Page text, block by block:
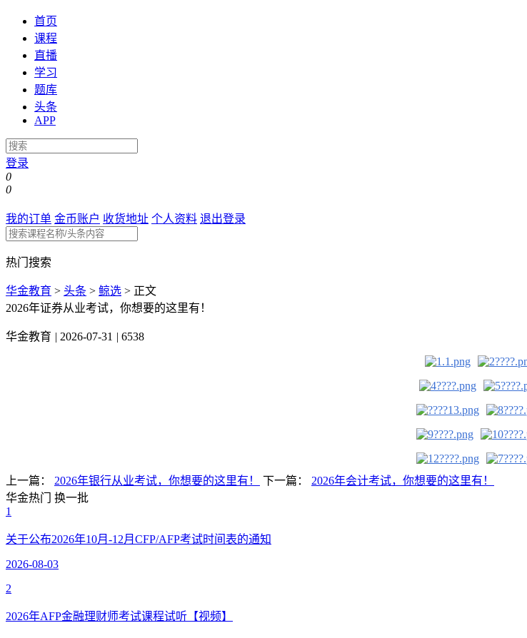
首页
课程
直播
学习
题库
头条
APP
登录
0
0
我的订单 金币账户 收货地址 个人资料 退出登录
热门搜索
华金教育 > 头条 > 鲸选 > 正文
2026年证券从业考试，你想要的这里有！
华金教育 | 2026-07-31 | 6538
上一篇： 2026年银行从业考试，你想要的这里有！ 下一篇： 2026年会计考试，你想要的这里有！
华金热门
换一批
1
关于公布2026年10月-12月CFP/AFP考试时间表的通知
2026-08-03
2
2026年AFP金融理财师考试课程试听【视频】